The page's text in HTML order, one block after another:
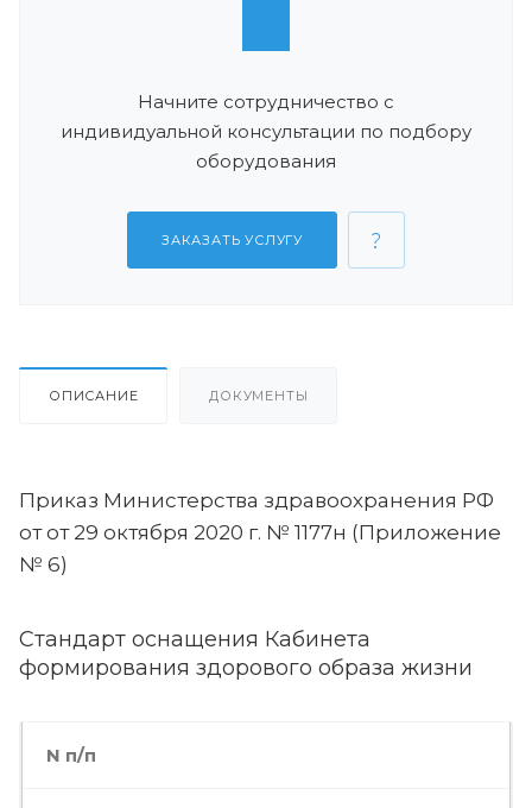
Начните сотрудничество с
индивидуальной консультации по подбору
оборудования
ЗАКАЗАТЬ УСЛУГУ
ОПИСАНИЕ ДОКУМЕНТЫ
Приказ Министерства здравоохранения РФ
от от 29 октября 2020 г. № 1177н (Приложение
№ 6)
Стандарт оснащения Кабинета
формирования здорового образа жизни
N п/п